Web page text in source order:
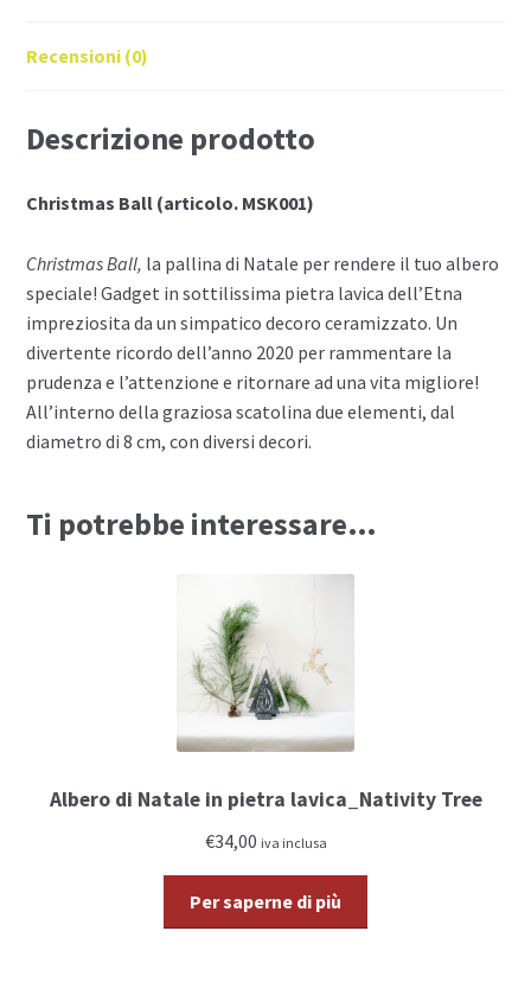
Recensioni (0)
Descrizione prodotto
Christmas Ball (articolo. MSK001)
Christmas Ball, la pallina di Natale per rendere il tuo albero
speciale! Gadget in sottilissima pietra lavica dell’Etna
impreziosita da un simpatico decoro ceramizzato. Un
divertente ricordo dell’anno 2020 per rammentare la
prudenza e l’attenzione e ritornare ad una vita migliore!
All’interno della graziosa scatolina due elementi, dal
diametro di 8 cm, con diversi decori.
Ti potrebbe interessare…
Albero di Natale in pietra lavica_Nativity Tree
€34,00 iva inclusa
Per saperne di più